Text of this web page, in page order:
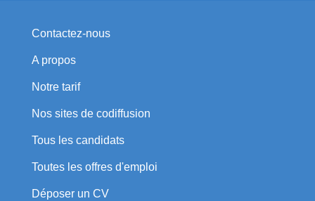
Contactez-nous
A propos
Notre tarif
Nos sites de codiffusion
Tous les candidats
Toutes les offres d'emploi
Déposer un CV